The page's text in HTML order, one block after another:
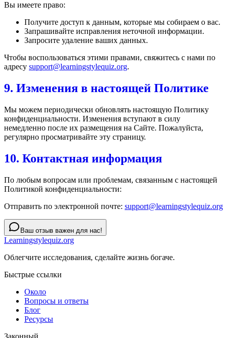
Вы имеете право:
Получите доступ к данным, которые мы собираем о вас.
Запрашивайте исправления неточной информации.
Запросите удаление ваших данных.
Чтобы воспользоваться этими правами, свяжитесь с нами по
адресу support@learningstylequiz.org.
9. Изменения в настоящей Политике
Мы можем периодически обновлять настоящую Политику
конфиденциальности. Изменения вступают в силу
немедленно после их размещения на Сайте. Пожалуйста,
регулярно просматривайте эту страницу.
10. Контактная информация
По любым вопросам или проблемам, связанным с настоящей
Политикой конфиденциальности:
Отправить по электронной почте: support@learningstylequiz.org
Ваш отзыв важен для нас!
Learningstylequiz.org
Облегчите исследования, сделайте жизнь богаче.
Быстрые ссылки
Около
Вопросы и ответы
Блог
Ресурсы
Законный